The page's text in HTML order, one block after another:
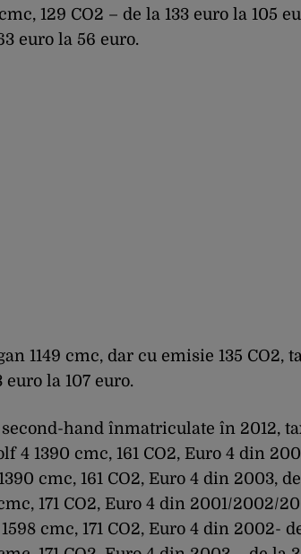
129 CO2 – de la 133 euro la 105
euro la 56 euro.
1149 cmc, dar cu emisie 135 CO2,
euro la 107 euro.
hand înmatriculate în 2012,
4 1390 cmc, 161 CO2, Euro 4 din
cmc, 161 CO2, Euro 4 din 2003,
171 CO2, Euro 4 din 2001/2002/
cmc, 171 CO2, Euro 4 din 2002-